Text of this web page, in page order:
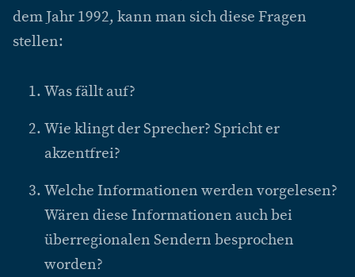
dem Jahr 1992, kann man sich diese Fragen
stellen:
Was fällt auf?
Wie klingt der Sprecher? Spricht er
akzentfrei?
Welche Informationen werden vorgelesen?
Wären diese Informationen auch bei
überregionalen Sendern besprochen
worden?